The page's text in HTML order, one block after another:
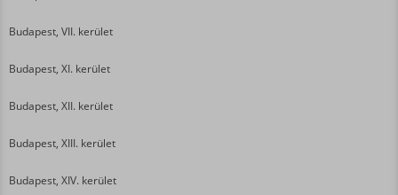
Budapest, VII. kerület
Budapest, XI. kerület
Budapest, XII. kerület
Budapest, XIII. kerület
Budapest, XIV. kerület